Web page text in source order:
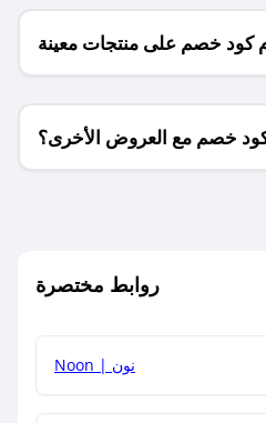
كود خصم على منتجات معينة
فقط؟
خصم مع العروض الأخرى؟
روابط مختصرة
Noon | نون